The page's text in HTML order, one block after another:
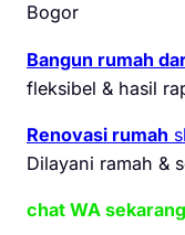
Bogor
Bangun rumah
fleksibel & hasil
Renovasi rumah
Dilayani ramah &
chat WA sekarang